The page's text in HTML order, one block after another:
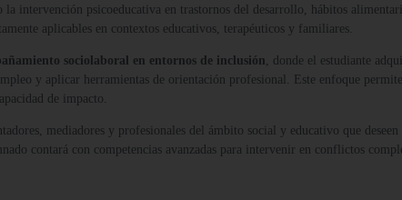
la intervención psicoeducativa en trastornos del desarrollo, hábitos
aplicables en contextos educativos, terapéuticos y familiares.
sociolaboral en entornos de inclusión, donde el estudiante
y aplicar herramientas de orientación profesional. Este enfoque
de impacto.
mediadores y profesionales del ámbito social y educativo que
contará con competencias avanzadas para intervenir en conflictos